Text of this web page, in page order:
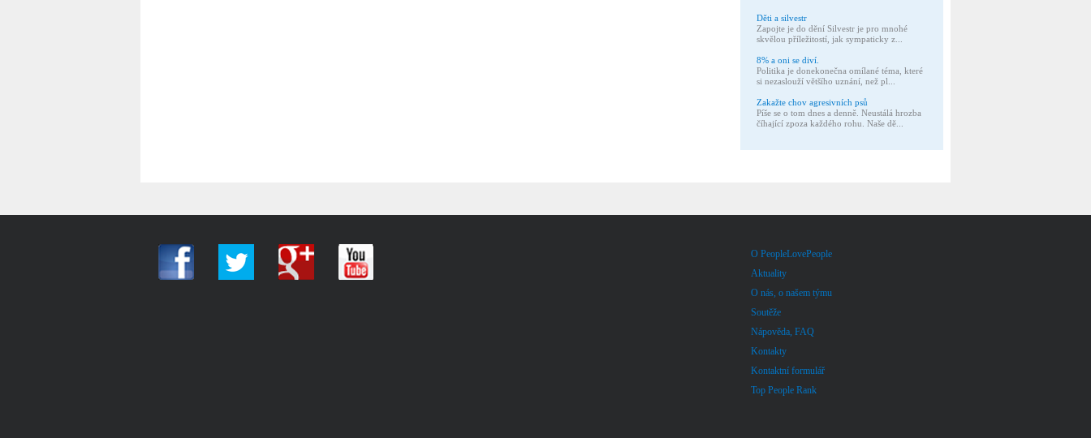
Děti a silvestr
Zapojte je do dění Silvestr je pro mnohé
skvělou příležitostí, jak sympaticky z...
8% a oni se diví.
Politika je donekonečna omílané téma, které
si nezaslouží většího uznání, než pl...
Zakažte chov agresivních psů
Píše se o tom dnes a denně. Neustálá hrozba
číhající zpoza každého rohu. Naše dě...
O PeopleLovePeople
Aktuality
O nás, o našem týmu
Soutěže
Nápověda, FAQ
Kontakty
Kontaktní formulář
Top People Rank